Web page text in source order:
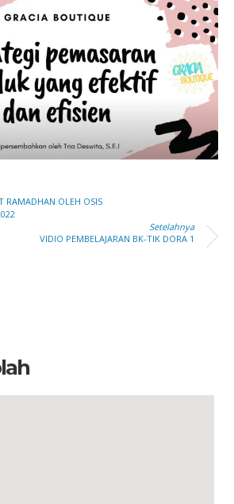
RAMADHAN OLEH OSIS
Setelahnya
VIDIO PEMBELAJARAN BK-TIK DORA 1